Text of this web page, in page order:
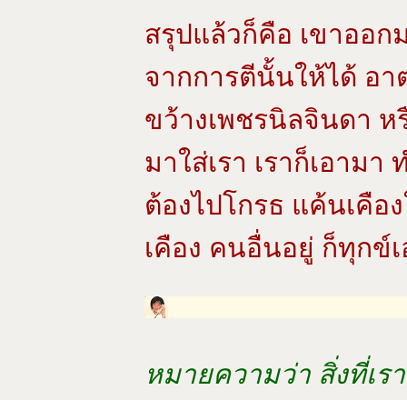
สรุปแล้วก็คือ เขาออก
จากการตีนั้นให้ได้ อา
ขว้างเพชรนิลจินดา
มาใส่เรา เราก็เอาม
ต้องไปโกรธ แค้นเคือ
เคือง คนอื่นอยู่ ก็ทุกข์
หมายความว่า สิ่งที่เร